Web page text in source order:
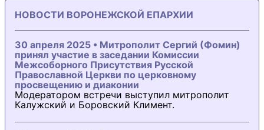
НОВОСТИ ВОРОНЕЖСКОЙ ЕПАРХИИ
30 апреля 2025 • Митрополит Сергий (Фомин)
принял участие в заседании Комиссии
Межсоборного Присутствия Русской
Православной Церкви по церковному
просвещению и диаконии
Модератором встречи выступил митрополит
Калужский и Боровский Климент.